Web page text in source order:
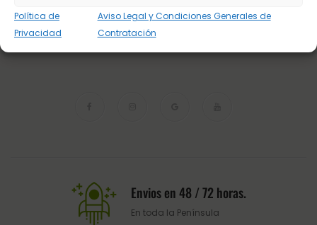
Política de
Privacidad
Aviso Legal y Condiciones Generales de
Contratación
información adicional
Envios en 48 / 72 horas.
En toda la Península